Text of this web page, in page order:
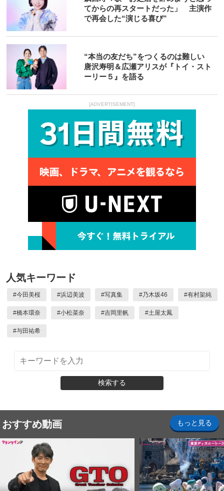
てからの再スタートだった」 主演作
で再会した“演じる喜び”
“本当の友だち”をつくるのは難しい
唐沢寿明＆広瀬アリスが『トイ・スト
ーリー５』を語る
[ADVERTISEMENT]
人気キーワード
#今田美桜 #浜辺美波 #写真集 #乃木坂46 #有村架純
#橋本環奈 #小松菜奈 #吉岡里帆 #土屋太鳳
#与田祐希
検索する
おすすめ動画 もっと見る